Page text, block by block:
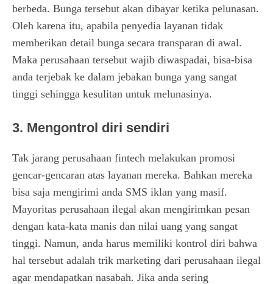
berbeda. Bunga tersebut akan dibayar ketika pelunasan.
Oleh karena itu, apabila penyedia layanan tidak
memberikan detail bunga secara transparan di awal.
Maka perusahaan tersebut wajib diwaspadai, bisa-bisa
anda terjebak ke dalam jebakan bunga yang sangat
tinggi sehingga kesulitan untuk melunasinya.
3. Mengontrol diri sendiri
Tak jarang perusahaan fintech melakukan promosi
gencar-gencaran atas layanan mereka. Bahkan mereka
bisa saja mengirimi anda SMS iklan yang masif.
Mayoritas perusahaan ilegal akan mengirimkan pesan
dengan kata-kata manis dan nilai uang yang sangat
tinggi. Namun, anda harus memiliki kontrol diri bahwa
hal tersebut adalah trik marketing dari perusahaan ilegal
agar mendapatkan nasabah. Jika anda sering